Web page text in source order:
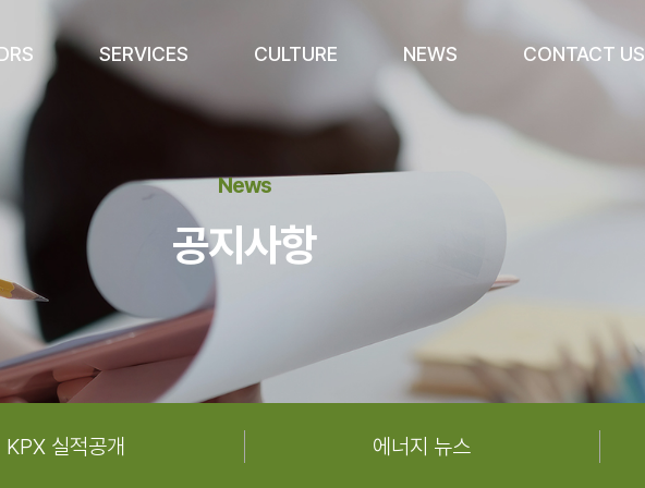
SERVICES CULTURE NEWS CONTACT US
News
공지사항
KPX 실적공개 에너지 뉴스